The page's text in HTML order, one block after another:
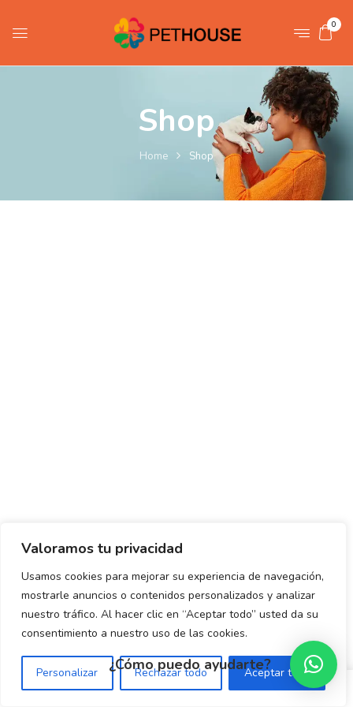
Valoramos tu privacidad
Usamos cookies para mejorar su experiencia de navegación,
mostrarle anuncios o contenidos personalizados y analizar
nuestro tráfico. Al hacer clic en “Aceptar todo” usted da su
consentimiento a nuestro uso de las cookies.
Personalizar Rechazar todo Aceptar todo
0
Shop
Home Shop
¿Cómo puedo ayudarte?